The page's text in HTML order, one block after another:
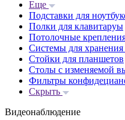
Еще
Подставки для
Полки для клавитаруы
Потолочные
Системы для хранения
Стойки для планшетов
Столы с изменяемой
Фильтры
Скрыть
Видеонаблюдение